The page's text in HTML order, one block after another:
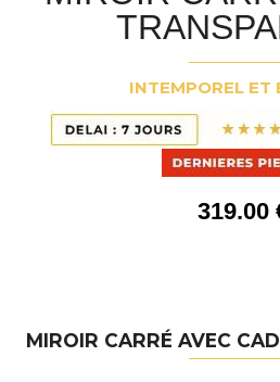
INTEMPOREL ET
319.00
MIROIR CARRÉ AVEC